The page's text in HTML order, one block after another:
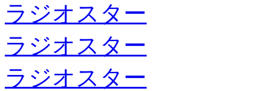
ラジオスター
ラジオスター
ラジオスター